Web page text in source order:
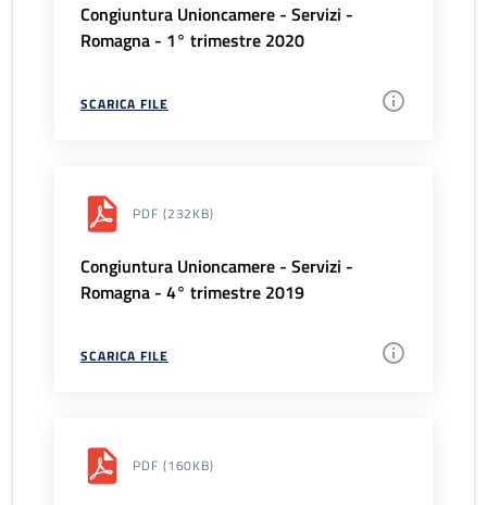
Congiuntura Unioncamere - Servizi -
Romagna - 1° trimestre 2020
SCARICA FILE
PDF (232KB)
Congiuntura Unioncamere - Servizi -
Romagna - 4° trimestre 2019
SCARICA FILE
PDF (160KB)